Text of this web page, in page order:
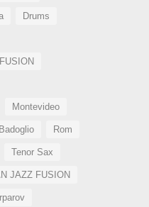
Drums
FUSION
Montevideo
Rom
Tenor Sax
JAZZ FUSION